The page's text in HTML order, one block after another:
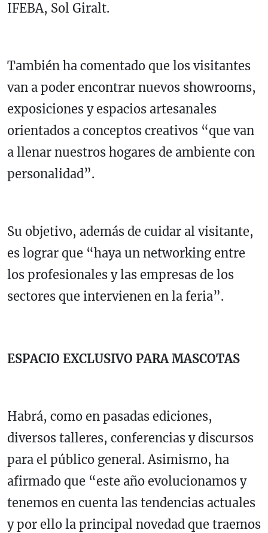
IFEBA, Sol Giralt.
También ha comentado que los visitantes
van a poder encontrar nuevos showrooms,
exposiciones y espacios artesanales
orientados a conceptos creativos “que van
a llenar nuestros hogares de ambiente con
personalidad”.
Su objetivo, además de cuidar al visitante,
es lograr que “haya un networking entre
los profesionales y las empresas de los
sectores que intervienen en la feria”.
ESPACIO EXCLUSIVO PARA MASCOTAS
Habrá, como en pasadas ediciones,
diversos talleres, conferencias y discursos
para el público general. Asimismo, ha
afirmado que “este año evolucionamos y
tenemos en cuenta las tendencias actuales
y por ello la principal novedad que traemos